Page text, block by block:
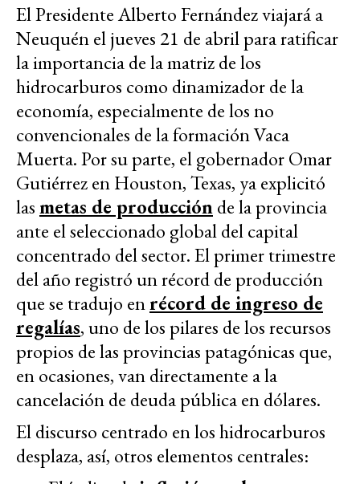
El Presidente Alberto Fernández viajará a
Neuquén el jueves 21 de abril para ratificar
la importancia de la matriz de los
hidrocarburos como dinamizador de la
economía, especialmente de los no
convencionales de la formación Vaca
Muerta. Por su parte, el gobernador Omar
Gutiérrez en Houston, Texas, ya explicitó
lasmetas de producciónde la provincia
ante el seleccionado global del capital
concentrado del sector. El primer trimestre
del año registró un récord de producción
que se tradujo enrécord de ingreso de
regalías, uno de los pilares de los recursos
propios de las provincias patagónicas que,
en ocasiones, van directamente a la
cancelación de deuda pública en dólares.
El discurso centrado en los hidrocarburos
desplaza, así, otros elementos centrales: